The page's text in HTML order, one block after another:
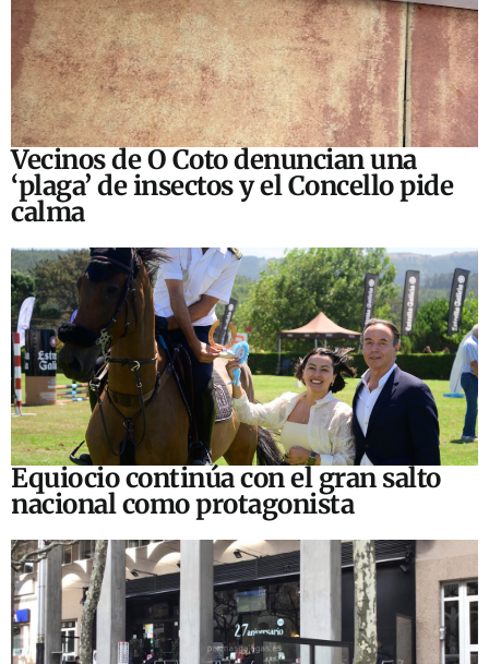
Vecinos de O Coto denuncian una
‘plaga’ de insectos y el Concello pide
calma
Equiocio continúa con el gran salto
nacional como protagonista